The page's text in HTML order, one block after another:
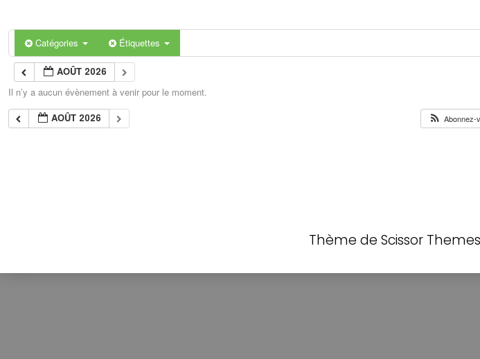
Catégories Étiquettes
AOÛT 2026
Il n’y a aucun évènement à venir pour le moment.
AOÛT 2026
Abonnez-
Thème de Scissor Themes